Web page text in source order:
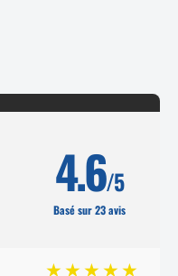
4.6/5
Basé sur 23 avis